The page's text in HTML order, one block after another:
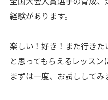
経験があります。
楽しい！好き！また行きた
と思ってもらえるレッスン
まずは一度、お試しして